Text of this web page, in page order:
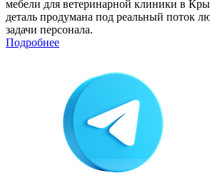
мебели для ветеринарной клиники в
деталь продумана под реальный поток
задачи персонала.
Подробнее